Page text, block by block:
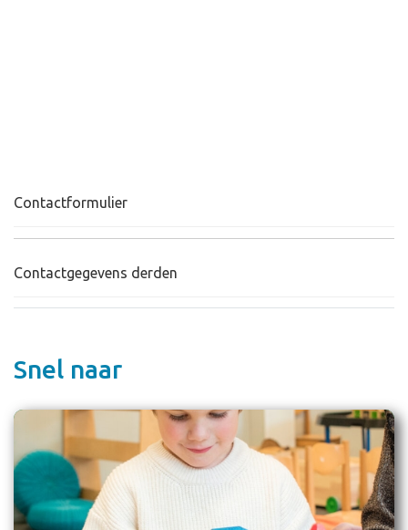
Contactformulier
Contactgegevens derden
Snel naar